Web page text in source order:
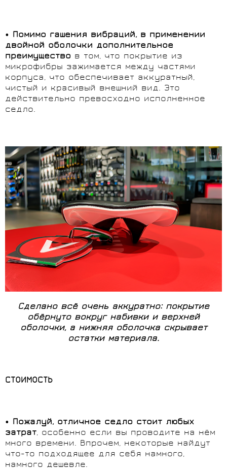
• Помимо гашения вибраций, в применении
двойной оболочки дополнительное
преимущество в том, что покрытие из
микрофибры зажимается между частями
корпуса, что обеспечивает аккуратный,
чистый и красивый внешний вид. Это
действительно превосходно исполненное
седло.
Сделано всё очень аккуратно: покрытие
обёрнуто вокруг набивки и верхней
оболочки, а нижняя оболочка скрывает
остатки материала.
СТОИМОСТЬ
• Пожалуй, отличное седло стоит любых
затрат, особенно если вы проводите на нём
много времени. Впрочем, некоторые найдут
что-то подходящее для себя намного,
намного дешевле.